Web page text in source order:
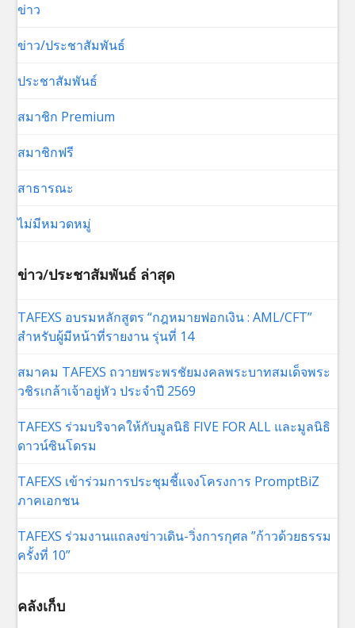
ข่าว
ข่าว/ประชาสัมพันธ์
ประชาสัมพันธ์
สมาชิก Premium
สมาชิกฟรี
สาธารณะ
ไม่มีหมวดหมู่
ข่าว/ประชาสัมพันธ์ ล่าสุด
TAFEXS อบรมหลักสูตร “กฎหมายฟอกเงิน : AML/CFT”
สำหรับผู้มีหน้าที่รายงาน รุ่นที่ 14
สมาคม TAFEXS ถวายพระพรชัยมงคลพระบาทสมเด็จพระ
วชิรเกล้าเจ้าอยู่หัว ประจำปี 2569
TAFEXS ร่วมบริจาคให้กับมูลนิธิ FIVE FOR ALL และมูลนิธิ
ดาวน์ซินโดรม
TAFEXS เข้าร่วมการประชุมชี้แจงโครงการ PromptBiZ
ภาคเอกชน
TAFEXS ร่วมงานแถลงข่าวเดิน-วิ่งการกุศล ”ก้าวด้วยธรรม
ครั้งที่ 10”
คลังเก็บ